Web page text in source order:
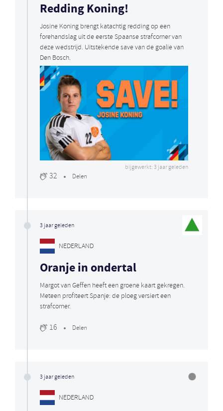
Redding Koning!
Josine Koning brengt katachtig redding op een
forehandslag uit de eerste Spaanse strafcorner van
deze wedstrijd. Uitstekende save van de goalie van
Den Bosch.
bijgewerkt: 3 jaar geleden
32 Delen
3 jaar geleden
NEDERLAND
Oranje in ondertal
Margot van Geffen heeft een groene kaart gekregen.
Meteen profiteert Spanje: de ploeg versiert een
strafcorner.
16 Delen
3 jaar geleden
NEDERLAND